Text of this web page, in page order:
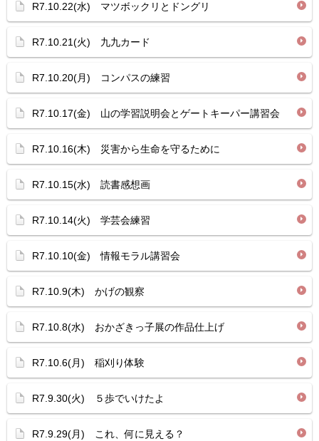
R7.10.22(水) マツボックリとドングリ
R7.10.21(火) 九九カード
R7.10.20(月) コンパスの練習
R7.10.17(金) 山の学習説明会とゲートキーパー講習会
R7.10.16(木) 災害から生命を守るために
R7.10.15(水) 読書感想画
R7.10.14(火) 学芸会練習
R7.10.10(金) 情報モラル講習会
R7.10.9(木) かげの観察
R7.10.8(水) おかざきっ子展の作品仕上げ
R7.10.6(月) 稲刈り体験
R7.9.30(火) ５歩でいけたよ
R7.9.29(月) これ、何に見える？